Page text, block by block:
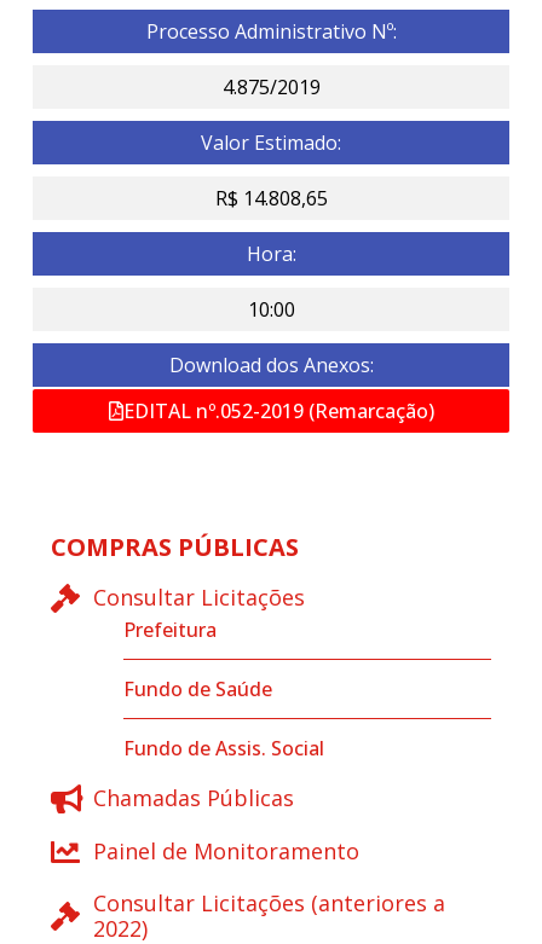
Processo Administrativo Nº:
4.875/2019
Valor Estimado:
R$ 14.808,65
Hora:
10:00
Download dos Anexos:
EDITAL nº.052-2019 (Remarcação)
COMPRAS PÚBLICAS
Consultar Licitações
Prefeitura
Fundo de Saúde
Fundo de Assis. Social
Chamadas Públicas
Painel de Monitoramento
Consultar Licitações (anteriores a
2022)